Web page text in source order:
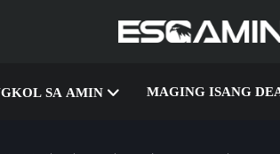
SA AMIN MAGING ISANG